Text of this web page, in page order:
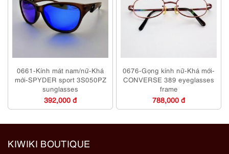
0661-Kính mát nam/nữ-Khá
mới-SPYDER sport 3S050PZ
sunglasses
392,000 đ
0676-Gọng kính nữ-Khá mới-
CONVERSE 389 eyeglasses
frame
788,000 đ
KIWIKI BOUTIQUE